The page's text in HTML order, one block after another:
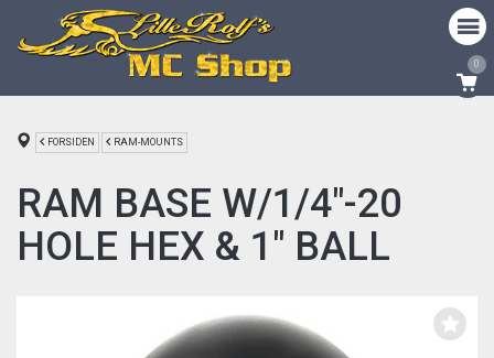
0
FORSIDEN RAM-MOUNTS
RAM BASE W/1/4"-20
HOLE HEX & 1" BALL